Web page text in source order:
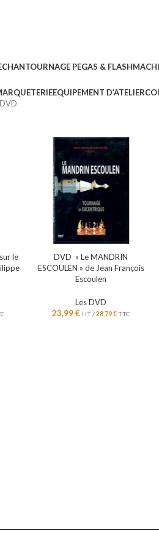
CHANTOURNAGE PEGAS & FLASH
EQUIPEMENT D’ATELIER
le
DVD » Le MANDRIN
ESCOULEN » de Jean François
Escoulen
Les DVD
23,99€ HT /28,79€TTC